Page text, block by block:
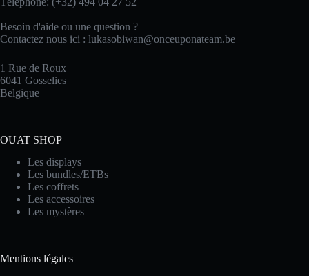
Besoin d'aide ou une question ?
Contactez nous ici : lukasobiwan@onceuponateam.be
1 Rue de Roux
6041 Gosselies
Belgique
OUAT SHOP
Les displays
Les bundles/ETBs
Les coffrets
Les accessoires
Les mystères
Mentions légales